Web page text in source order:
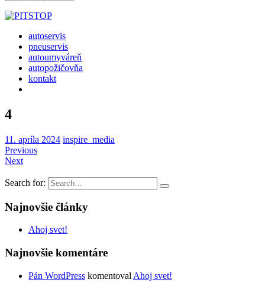
autoservis
pneuservis
autoumyváreň
autopožičovňa
kontakt
4
11. apríla 2024 inspire_media
Previous
Next
Search for:
Najnovšie články
Ahoj svet!
Najnovšie komentáre
Pán WordPress komentoval Ahoj svet!